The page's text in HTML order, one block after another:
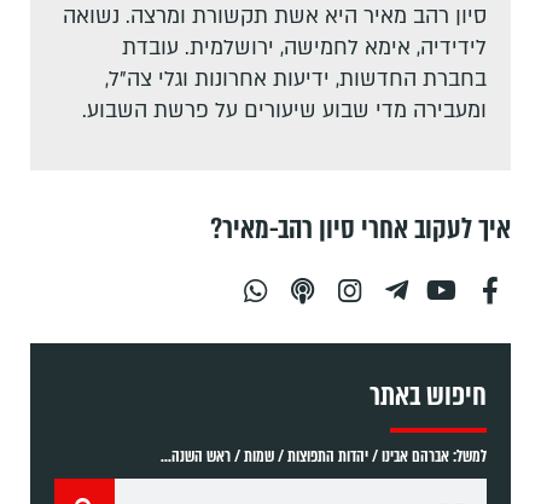
סיון רהב מאיר היא אשת תקשורת ומרצה. נשואה
לידידיה, אימא לחמישה, ירושלמית. עובדת
בחברת החדשות, ידיעות אחרונות וגלי צה"ל,
ומעבירה מדי שבוע שיעורים על פרשת השבוע.
איך לעקוב אחרי סיון רהב-מאיר?
חיפוש באתר
למשל: אברהם אבינו / יהדות התפוצות / שמות / ראש השנה...